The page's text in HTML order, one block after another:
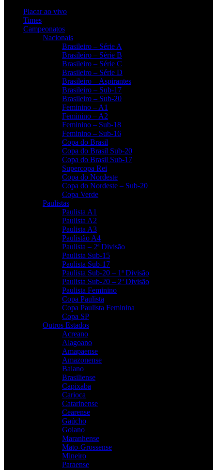
Placar ao vivo
Times
Campeonatos
Nacionais
Brasileiro – Série A
Brasileiro – Série B
Brasileiro – Série C
Brasileiro – Série D
Brasileiro – Aspirantes
Brasileiro – Sub-17
Brasileiro – Sub-20
Feminino – A1
Feminino – A2
Feminino – Sub-18
Feminino – Sub-16
Copa do Brasil
Copa do Brasil Sub-20
Copa do Brasil Sub-17
Supercopa Rei
Copa do Nordeste
Copa do Nordeste – Sub-20
Copa Verde
Paulistas
Paulista A1
Paulista A2
Paulista A3
Paulistão A4
Paulista – 2ª Divisão
Paulista Sub-15
Paulista Sub-17
Paulista Sub-20 – 1ª Divisão
Paulista Sub-20 – 2ª Divisão
Paulista Feminino
Copa Paulista
Copa Paulista Feminina
Copa SP
Outros Estados
Acreano
Alagoano
Amapaense
Amazonense
Baiano
Brasiliense
Capixaba
Carioca
Catarinense
Cearense
Gaúcho
Goiano
Maranhense
Mato-Grossense
Mineiro
Paraense